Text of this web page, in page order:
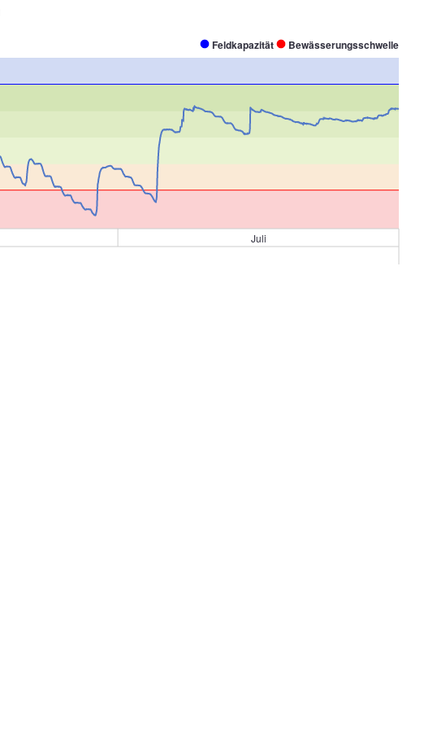
Feldkapazität Bewässerungsschwelle
Juli